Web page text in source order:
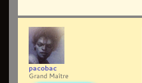
pacobac
Grand Maître